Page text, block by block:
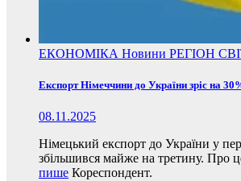
ЕКОНОМІКА Новини РЕГІОН
Експорт Німеччини до України зріс на
08.11.2025
Німецький експорт до України у
збільшився майже на третину. Про
пише Кореспондент.